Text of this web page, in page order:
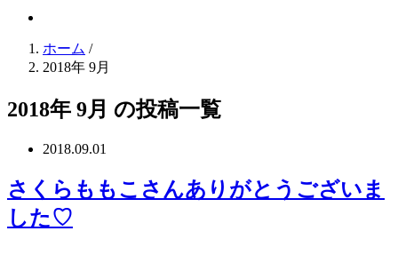
ホーム /
2018年 9月
2018年 9月 の投稿一覧
2018.09.01
さくらももこさんありがとうございま
した♡